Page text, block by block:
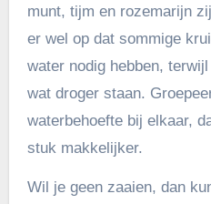
munt, tijm en rozemarijn
er wel op dat sommige
water nodig hebben,
wat droger staan.
waterbehoefte bij elkaar,
stuk makkelijker.
Wil je geen zaaien, dan